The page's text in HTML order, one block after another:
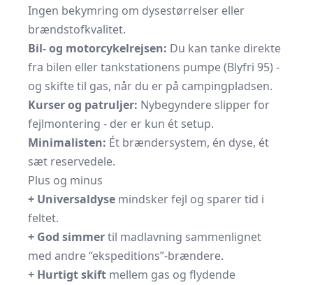
Ingen bekymring om dysestørrelser eller
brændstofkvalitet.
Bil- og motorcykelrejsen: Du kan tanke direkte
fra bilen eller tankstationens pumpe (Blyfri 95) -
og skifte til gas, når du er på campingpladsen.
Kurser og patruljer: Nybegyndere slipper for
fejlmontering - der er kun ét setup.
Minimalisten: Ét brændersystem, én dyse, ét
sæt reservedele.
Plus og minus
+ Universaldyse mindsker fejl og sparer tid i
feltet.
+ God simmertil madlavning sammenlignet
med andre “ekspeditions”-brændere.
+ Hurtigt skift mellem gas og flydende